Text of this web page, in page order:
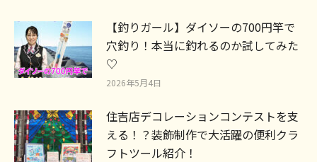
【釣りガール】ダイソーの700円竿で
穴釣り！本当に釣れるのか試してみた
♡
2026年5月4日
住吉店デコレーションコンテストを支
える！？装飾制作で大活躍の便利クラ
フトツール紹介！